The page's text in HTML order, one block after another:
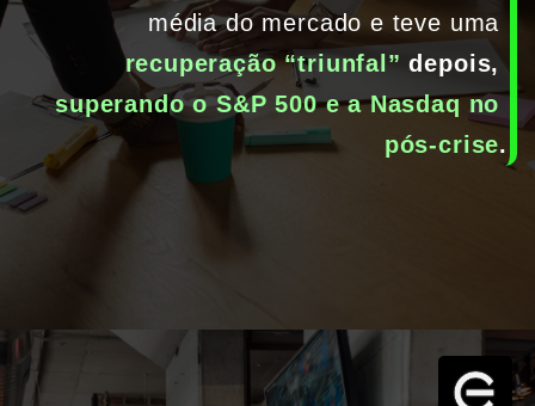
recuperação “triunfal”
depois,
superando o S&P 500 e a Nasdaq no
pós-crise.